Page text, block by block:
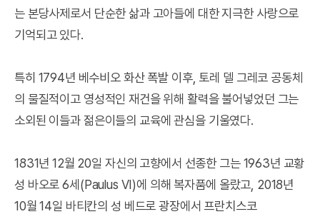
는 본당사제로서 단순한 삶과 고아들에 대한 지극한 사랑으로
기억되고 있다.
특히 1794년 베수비오 화산 폭발 이후, 토레 델 그레코 공동체
의 물질적이고 영성적인 재건을 위해 활력을 불어넣었던 그는
소외된 이들과 젊은이들의 교육에 관심을 기울였다.
1831년 12월 20일 자신의 고향에서 선종한 그는 1963년 교황
성 바오로 6세(Paulus VI)에 의해 복자품에 올랐고, 2018년
10월 14일 바티칸의 성 베드로 광장에서 프란치스코